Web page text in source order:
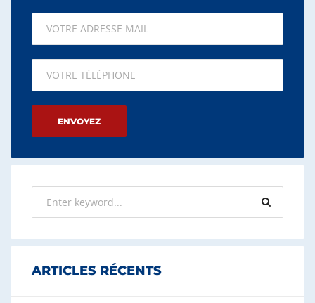
Please leave this field empty.
ARTICLES RÉCENTS